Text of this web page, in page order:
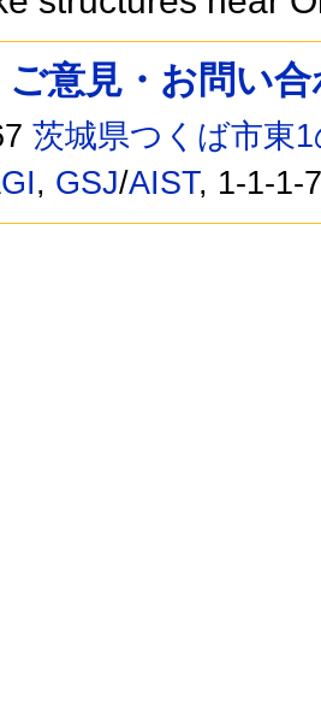
ご意見・お問い
茨城県つくば市東
, GSJ/AIST, 1-1-1-